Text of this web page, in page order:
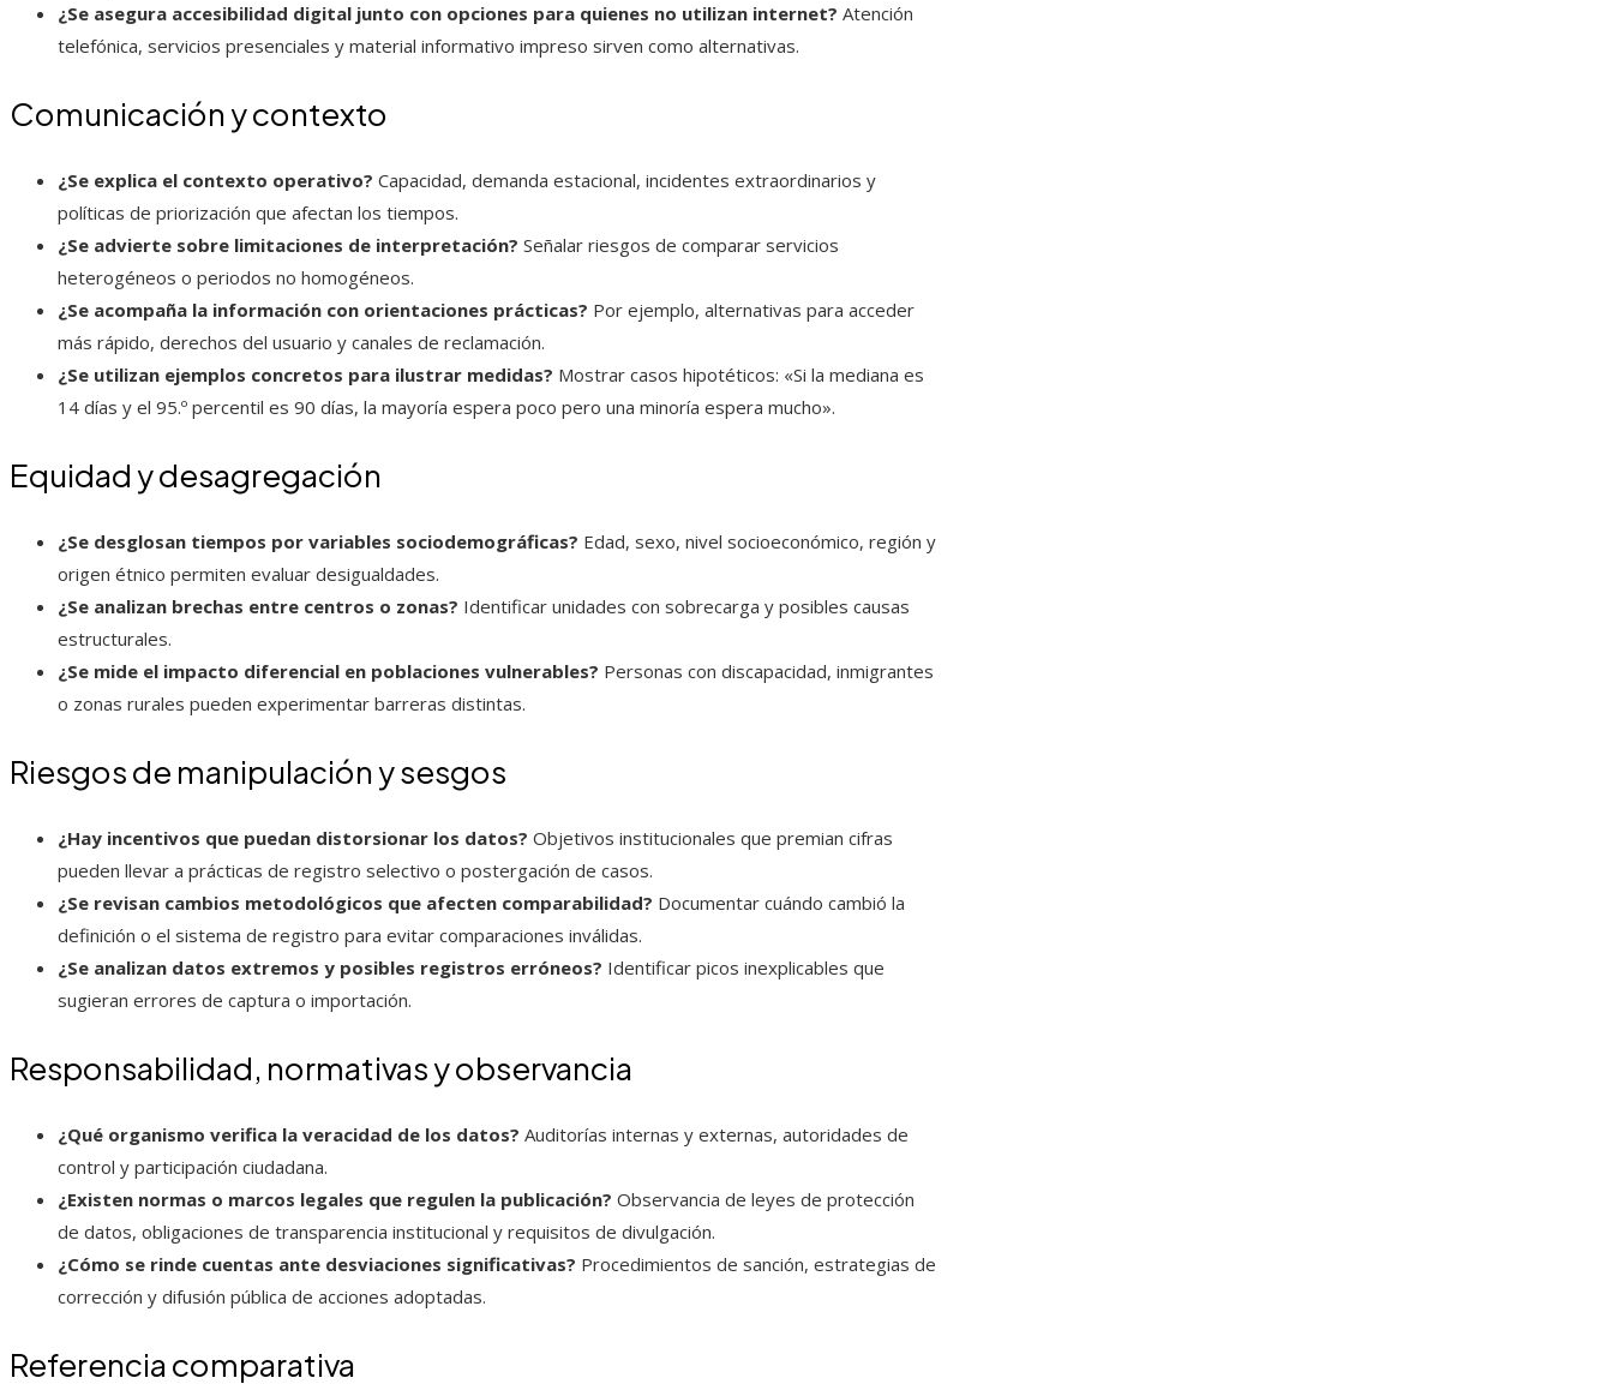
¿Se asegura accesibilidad digital junto con opciones para quienes no utilizan internet? Atención
telefónica, servicios presenciales y material informativo impreso sirven como alternativas.
Comunicación y contexto
¿Se explica el contexto operativo? Capacidad, demanda estacional, incidentes extraordinarios y
políticas de priorización que afectan los tiempos.
¿Se advierte sobre limitaciones de interpretación? Señalar riesgos de comparar servicios
heterogéneos o periodos no homogéneos.
¿Se acompaña la información con orientaciones prácticas? Por ejemplo, alternativas para acceder
más rápido, derechos del usuario y canales de reclamación.
¿Se utilizan ejemplos concretos para ilustrar medidas? Mostrar casos hipotéticos: «Si la mediana es
14 días y el 95.º percentil es 90 días, la mayoría espera poco pero una minoría espera mucho».
Equidad y desagregación
¿Se desglosan tiempos por variables sociodemográficas? Edad, sexo, nivel socioeconómico, región y
origen étnico permiten evaluar desigualdades.
¿Se analizan brechas entre centros o zonas? Identificar unidades con sobrecarga y posibles causas
estructurales.
¿Se mide el impacto diferencial en poblaciones vulnerables? Personas con discapacidad, inmigrantes
o zonas rurales pueden experimentar barreras distintas.
Riesgos de manipulación y sesgos
¿Hay incentivos que puedan distorsionar los datos? Objetivos institucionales que premian cifras
pueden llevar a prácticas de registro selectivo o postergación de casos.
¿Se revisan cambios metodológicos que afecten comparabilidad? Documentar cuándo cambió la
definición o el sistema de registro para evitar comparaciones inválidas.
¿Se analizan datos extremos y posibles registros erróneos? Identificar picos inexplicables que
sugieran errores de captura o importación.
Responsabilidad, normativas y observancia
¿Qué organismo verifica la veracidad de los datos? Auditorías internas y externas, autoridades de
control y participación ciudadana.
¿Existen normas o marcos legales que regulen la publicación? Observancia de leyes de protección
de datos, obligaciones de transparencia institucional y requisitos de divulgación.
¿Cómo se rinde cuentas ante desviaciones significativas? Procedimientos de sanción, estrategias de
corrección y difusión pública de acciones adoptadas.
Referencia comparativa